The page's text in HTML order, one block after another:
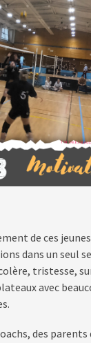
de ces
dans un seul
tristesse,
avec
des parents